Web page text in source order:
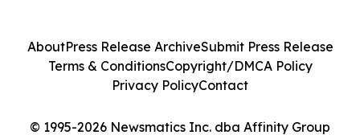
© 1995-2026 Newsmatics Inc. dba Affinity Group
AboutPress Release ArchiveSubmit Press Release
Terms & ConditionsCopyright/DMCA Policy
Privacy PolicyContact